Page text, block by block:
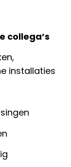
collega’s
installaties